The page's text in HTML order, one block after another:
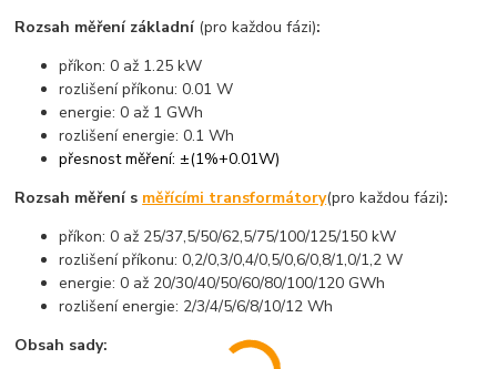
Rozsah měření základní (pro každou fázi):
příkon: 0 až 1.25 kW
rozlišení příkonu: 0.01 W
energie: 0 až 1 GWh
rozlišení energie: 0.1 Wh
přesnost měření: ±(1%+0.01W)
Rozsah měření s měřícími transformátory(pro každou fázi):
příkon: 0 až 25/37,5/50/62,5/75/100/125/150 kW
rozlišení příkonu: 0,2/0,3/0,4/0,5/0,6/0,8/1,0/1,2 W
energie: 0 až 20/30/40/50/60/80/100/120 GWh
rozlišení energie: 2/3/4/5/6/8/10/12 Wh
Obsah sady: